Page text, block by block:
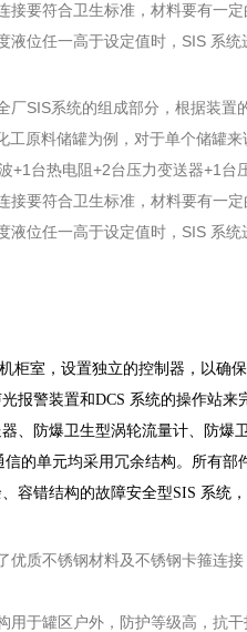
接要符合卫生标准，材料要有一定
液位任一高于设定值时，SIS 系
厂SIS系统的组成部分，根据装置
工原料储罐为例，对于单个储罐来
+1台热电阻+2台压力变送器+1台
接要符合卫生标准，材料要有一定
液位任一高于设定值时，SIS 系
柜室，设置独立的控制器，以确
报警装置和DCS 系统的操作站来
、防爆卫生型涡轮流量计、防爆
信的单元均采用冗余结构。所有部
容错结构的故障安全型SIS 系统
优质不锈钢材料及不锈钢卡箍连
用于罐区户外，防护等级高，抗干